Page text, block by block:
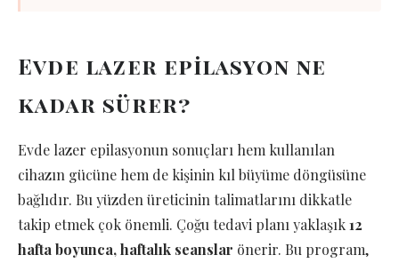
Evde lazer epilasyon ne
kadar sürer?
Evde lazer epilasyonun sonuçları hem kullanılan
cihazın gücüne hem de kişinin kıl büyüme döngüsüne
bağlıdır. Bu yüzden üreticinin talimatlarını dikkatle
takip etmek çok önemli. Çoğu tedavi planı yaklaşık12
hafta boyunca, haftalık seanslar önerir. Bu program,